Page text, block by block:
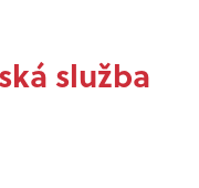
služba